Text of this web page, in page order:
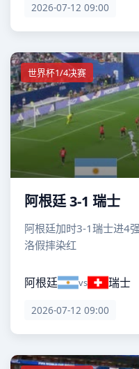
2026-07-12 09:00
世界杯1/4决赛
阿根廷 3-1 瑞士
阿根廷加时3-1瑞士进4
洛假摔染红
阿根廷 vs 瑞士
2026-07-12 09:00